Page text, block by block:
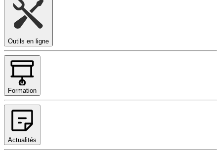
Outils en ligne
Formation
Actualités